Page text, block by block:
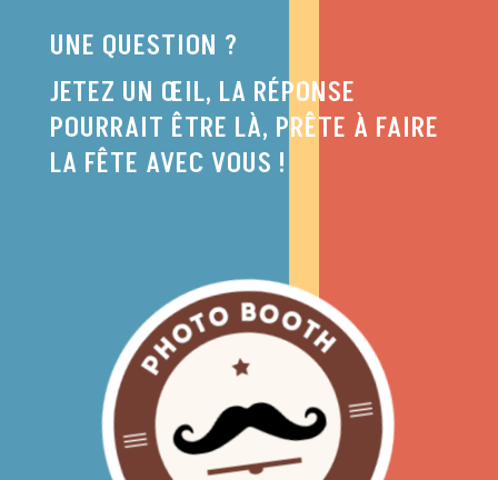
UNE QUESTION ?
JETEZ UN ŒIL, LA RÉPONSE
POURRAIT ÊTRE LÀ, PRÊTE À FAIRE
LA FÊTE AVEC VOUS !